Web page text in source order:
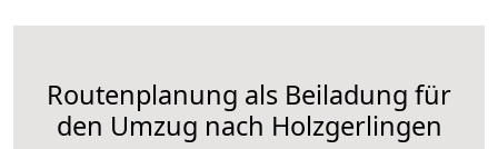
Routenplanung als Beiladung für
den Umzug nach Holzgerlingen